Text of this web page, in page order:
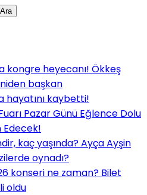
Ara
kongre heyecanı! Ökkeş
başkan
hayatını kaybetti!
Pazar Günü Eğlence Dolu
kaç yaşında? Ayça Ayşin
oynadı?
konseri ne zaman? Bilet
oldu